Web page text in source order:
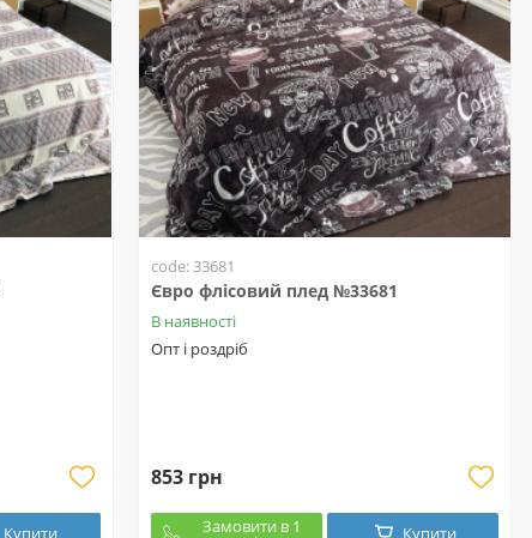
Купити
code: 33681
Євро флісовий плед №33681
В наявності
Опт і роздріб
853 грн
Замовити в 1 Купити